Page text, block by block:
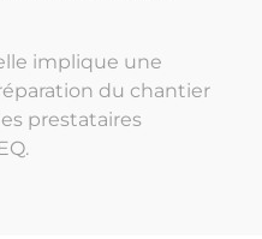
implique une
du chantier
prestataires